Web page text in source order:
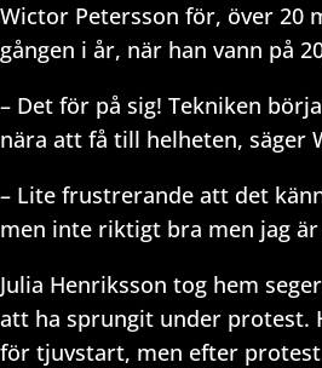
Wictor Petersson för, över 20
gången i år, när han vann på
– Det för på sig! Tekniken
nära att få till helheten, säger
– Lite frustrerande att det
men inte riktigt bra men jag
Julia Henriksson tog hem
att ha sprungit under protest.
för tjuvstart, men efter